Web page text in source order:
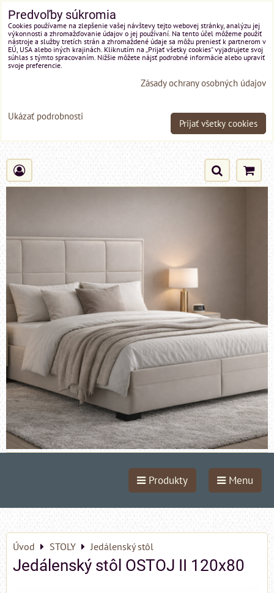
Produkty Menu
Úvod STOLY Jedálenský stôl
Jedálenský stôl OSTOJ II 120x80
Predvoľby súkromia
Cookies používame na zlepšenie vašej návštevy tejto webovej stránky, analýzu jej
výkonnosti a zhromažďovanie údajov o jej používaní. Na tento účel môžeme použiť
nástroje a služby tretích strán a zhromaždené údaje sa môžu preniesť k partnerom v
EÚ, USA alebo iných krajinách. Kliknutím na „Prijať všetky cookies“ vyjadrujete svoj
súhlas s týmto spracovaním. Nižšie môžete nájsť podrobné informácie alebo upraviť
svoje preferencie.
Zásady ochrany osobných údajov
Ukázať podrobnosti
Prijať všetky cookies